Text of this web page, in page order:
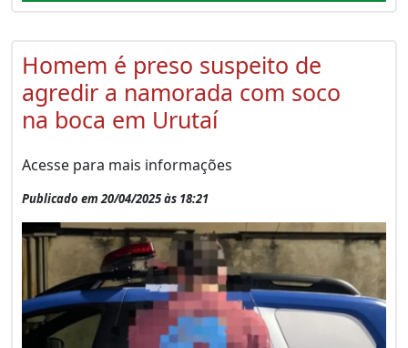
Homem é preso suspeito de
agredir a namorada com soco
na boca em Urutaí
Acesse para mais informações
Publicado em 20/04/2025 às 18:21